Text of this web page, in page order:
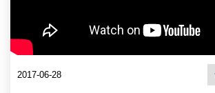
2017-06-28